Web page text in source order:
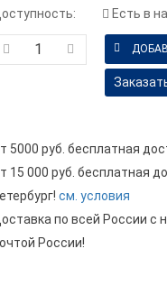
Есть в
5000 руб. бесплатная
15 000 руб. бесплатная
см. условия
по всей России
России!